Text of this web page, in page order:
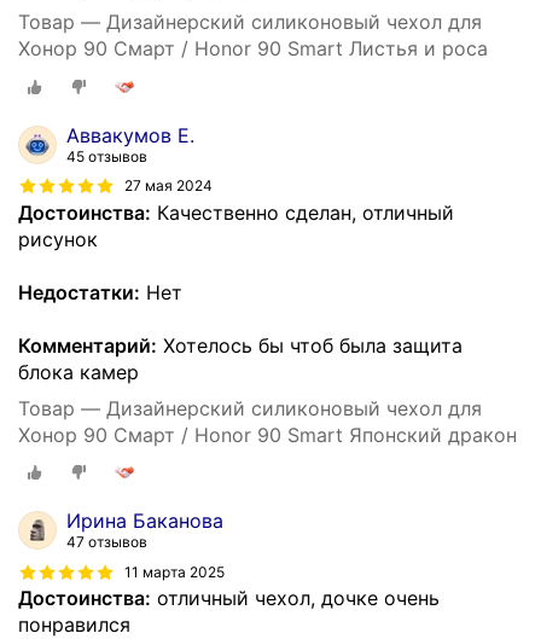
Товар — Дизайнерский силиконовый чехол для
Хонор 90 Смарт / Honor 90 Smart Листья и роса
Аввакумов Е.
45 отзывов
27 мая 2024
Достоинства: Качественно сделан, отличный
рисунок
Недостатки: Нет
Комментарий: Хотелось бы чтоб была защита
блока камер
Товар — Дизайнерский силиконовый чехол для
Хонор 90 Смарт / Honor 90 Smart Японский дракон
Ирина Баканова
47 отзывов
11 марта 2025
Достоинства: отличный чехол, дочке очень
понравился